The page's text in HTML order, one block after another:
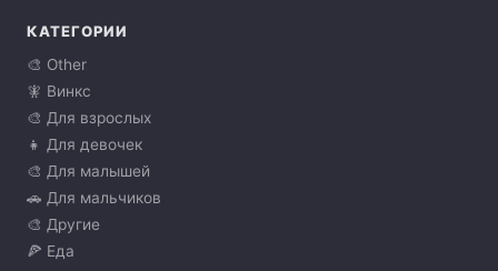
КАТЕГОРИИ
🎨 Other
🧚 Винкс
🎨 Для взрослых
👧 Для девочек
🎨 Для малышей
🚗 Для мальчиков
🎨 Другие
🍕 Еда